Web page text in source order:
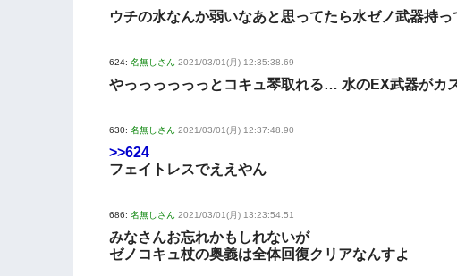
ウチの水なんか弱いなあと思ってたら水ゼノ武器持
624: 名無しさん 2021/03/01(月) 12:35:38.69
やっっっっっっとコキュ琴取れる… 水のEX武器がカ
630: 名無しさん 2021/03/01(月) 12:37:48.90
>>624
フェイトレスでええやん
686: 名無しさん 2021/03/01(月) 13:23:54.51
みなさんお忘れかもしれないが
ゼノコキュ杖の奥義は全体回復クリアなんすよ